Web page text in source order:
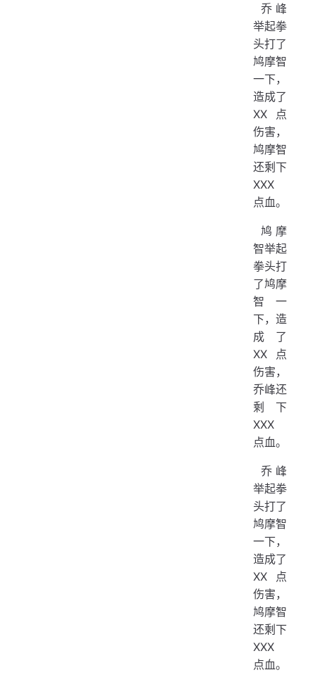
​ 乔峰
举起拳
头打了
鸠摩智
一下，
造成了
XX 点
伤害，
鸠摩智
还剩下
XXX
点血。
​ 鸠摩
智举起
拳头打
了鸠摩
智一
下，造
成了
XX 点
伤害，
乔峰还
剩下
XXX
点血。
​ 乔峰
举起拳
头打了
鸠摩智
一下，
造成了
XX 点
伤害，
鸠摩智
还剩下
XXX
点血。